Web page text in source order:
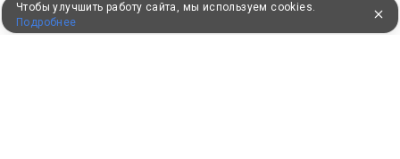
Чтобы улучшить работу сайта, мы используем cookies.
Подробнее